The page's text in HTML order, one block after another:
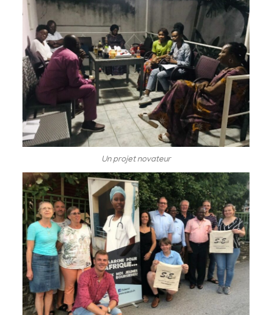
Un projet novateur